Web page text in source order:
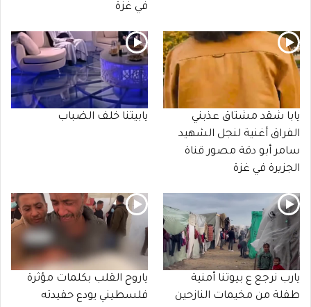
في غزة
يابا شقد مشتاق عذبني
الفراق أغنية لنجل الشهيد
سامر أبو دقة مصور قناة
الجزيرة في غزة
يابيتنا خلف الضباب
يارب نرجع ع بيوتنا أمنية
طفلة من مخيمات النازحين
ياروح القلب بكلمات مؤثرة
فلسطيني يودع حفيدته